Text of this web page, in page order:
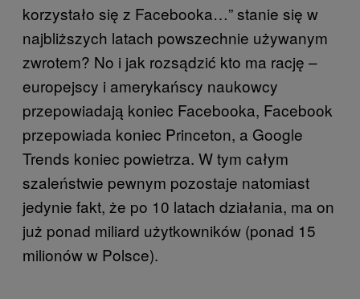
korzystało się z Facebooka…” stanie się w
najbliższych latach powszechnie używanym
zwrotem? No i jak rozsądzić kto ma rację –
europejscy i amerykańscy naukowcy
przepowiadają koniec Facebooka, Facebook
przepowiada koniec Princeton, a Google
Trends koniec powietrza. W tym całym
szaleństwie pewnym pozostaje natomiast
jedynie fakt, że po 10 latach działania, ma on
już ponad miliard użytkowników (ponad 15
milionów w Polsce).